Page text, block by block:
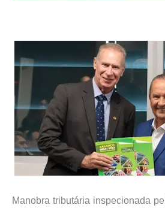
Manobra tributária inspecionada